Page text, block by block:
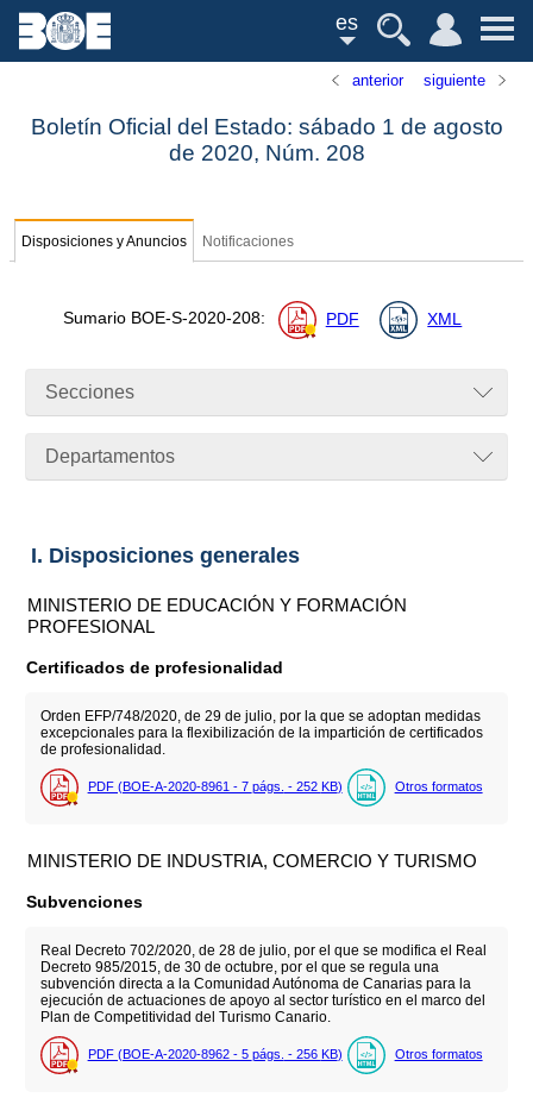
es
anterior siguiente
Boletín Oficial del Estado: sábado 1 de agosto
de 2020, Núm. 208
Disposiciones y Anuncios Notificaciones
Sumario BOE-S-2020-208: PDF XML
Secciones
Departamentos
I. Disposiciones generales
MINISTERIO DE EDUCACIÓN Y FORMACIÓN
PROFESIONAL
Certificados de profesionalidad
Orden EFP/748/2020, de 29 de julio, por la que se adoptan medidas
excepcionales para la flexibilización de la impartición de certificados
de profesionalidad.
PDF (BOE-A-2020-8961 - 7 págs. - 252 KB) Otros formatos
MINISTERIO DE INDUSTRIA, COMERCIO Y TURISMO
Subvenciones
Real Decreto 702/2020, de 28 de julio, por el que se modifica el Real
Decreto 985/2015, de 30 de octubre, por el que se regula una
subvención directa a la Comunidad Autónoma de Canarias para la
ejecución de actuaciones de apoyo al sector turístico en el marco del
Plan de Competitividad del Turismo Canario.
PDF (BOE-A-2020-8962 - 5 págs. - 256 KB) Otros formatos